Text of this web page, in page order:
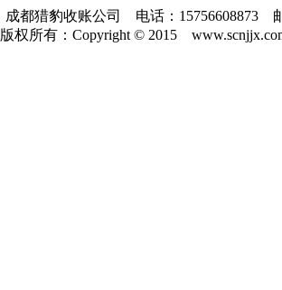
成都猎豹收账公司 电话：15756608873
版权所有：Copyright © 2015